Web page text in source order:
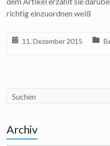
richtig einzuordnen weiß
11. Dezember 2015
Archiv